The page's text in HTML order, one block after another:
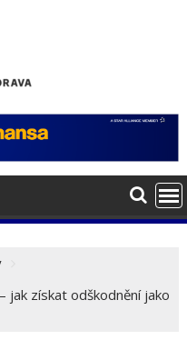
jak získat odškodnění jako